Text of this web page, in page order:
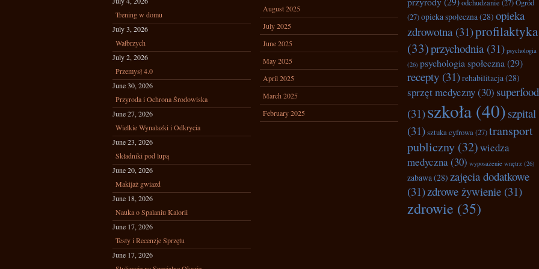
Trening w domu
July 3, 2026
Wałbrzych
July 2, 2026
Przemysł 4.0
June 30, 2026
Przyroda i Ochrona Środowiska
June 27, 2026
Wielkie Wynalazki i Odkrycia
June 23, 2026
Składniki pod lupą
June 20, 2026
Makijaż gwiazd
June 18, 2026
Nauka o Spalaniu Kalorii
June 17, 2026
Testy i Recenzje Sprzętu
June 17, 2026
August 2025
July 2025
June 2025
May 2025
April 2025
March 2025
February 2025
odchudzanie (27)Ogród
(27)opieka społeczna(28) opieka
zdrowotna(31)profilaktyka
(33)przychodnia(31) psychologia
(26) psychologia społeczna (29)
recepty (31)rehabilitacja(28)
sprzęt medyczny(30)
(31)szkoła (40) szpital
(31)sztuka cyfrowa(27)transport
publiczny (32)wiedza
medyczna(30) wyposażenie wnętrz (26)
zabawa(28) zajęcia dodatkowe
(31)zdrowe żywienie (31)
zdrowie (35)